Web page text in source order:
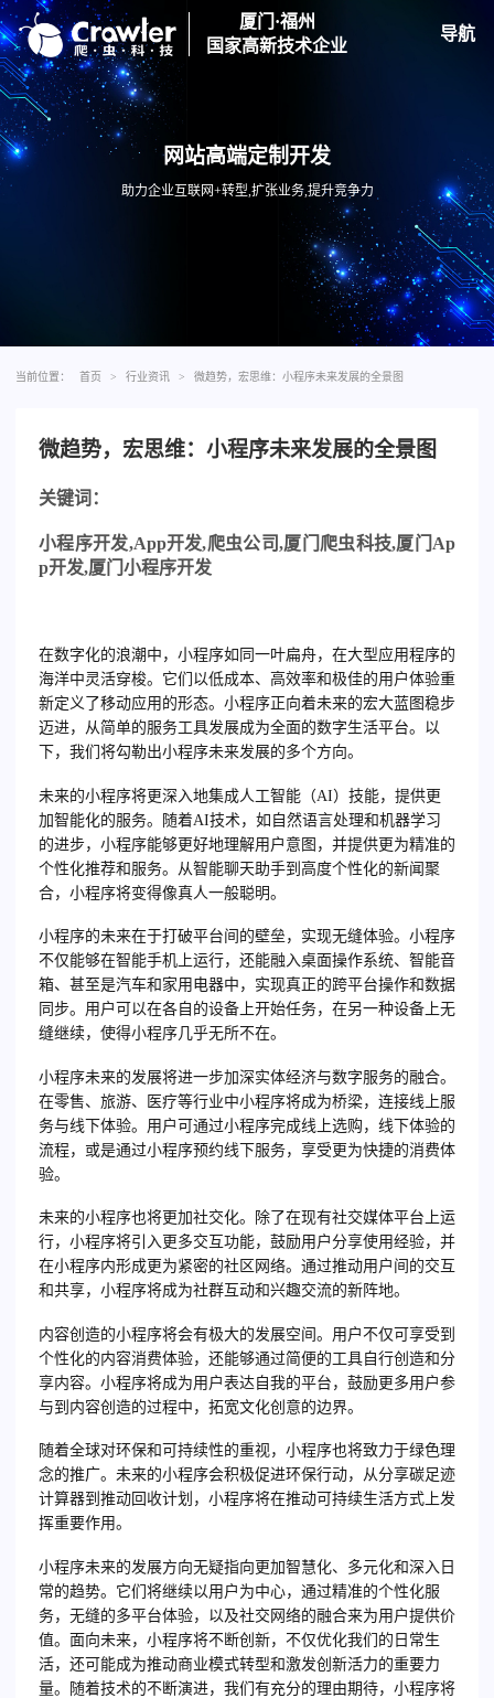
厦门·福州
国家高新技术企业
导航
网站高端定制开发
助力企业互联网+转型,扩张业务,提升竞争力
当前位置： 首页 > 行业资讯 > 微趋势，宏思维：小程序未来发展的全景图
微趋势，宏思维：小程序未来发展的全景图
关键词：
小程序开发,App开发,爬虫公司,厦门爬虫科技,厦门 Ap
p开发,厦门小程序开发
在数字化的浪潮中，小程序如同一叶扁舟，在大型应用程序的
海洋中灵活穿梭。它们以低成本、高效率和极佳的用户体验重
新定义了移动应用的形态。小程序正向着未来的宏大蓝图稳步
迈进，从简单的服务工具发展成为全面的数字生活平台。以
下，我们将勾勒出小程序未来发展的多个方向。
未来的小程序将更深入地集成人工智能（AI）技能，提供更
加智能化的服务。随着AI技术，如自然语言处理和机器学习
的进步，小程序能够更好地理解用户意图，并提供更为精准的
个性化推荐和服务。从智能聊天助手到高度个性化的新闻聚
合，小程序将变得像真人一般聪明。
小程序的未来在于打破平台间的壁垒，实现无缝体验。小程序
不仅能够在智能手机上运行，还能融入桌面操作系统、智能音
箱、甚至是汽车和家用电器中，实现真正的跨平台操作和数据
同步。用户可以在各自的设备上开始任务，在另一种设备上无
缝继续，使得小程序几乎无所不在。
小程序未来的发展将进一步加深实体经济与数字服务的融合。
在零售、旅游、医疗等行业中小程序将成为桥梁，连接线上服
务与线下体验。用户可通过小程序完成线上选购，线下体验的
流程，或是通过小程序预约线下服务，享受更为快捷的消费体
验。
未来的小程序也将更加社交化。除了在现有社交媒体平台上运
行，小程序将引入更多交互功能，鼓励用户分享使用经验，并
在小程序内形成更为紧密的社区网络。通过推动用户间的交互
和共享，小程序将成为社群互动和兴趣交流的新阵地。
内容创造的小程序将会有极大的发展空间。用户不仅可享受到
个性化的内容消费体验，还能够通过简便的工具自行创造和分
享内容。小程序将成为用户表达自我的平台，鼓励更多用户参
与到内容创造的过程中，拓宽文化创意的边界。
随着全球对环保和可持续性的重视，小程序也将致力于绿色理
念的推广。未来的小程序会积极促进环保行动，从分享碳足迹
计算器到推动回收计划，小程序将在推动可持续生活方式上发
挥重要作用。
小程序未来的发展方向无疑指向更加智慧化、多元化和深入日
常的趋势。它们将继续以用户为中心，通过精准的个性化服
务，无缝的多平台体验，以及社交网络的融合来为用户提供价
值。面向未来，小程序将不断创新，不仅优化我们的日常生
活，还可能成为推动商业模式转型和激发创新活力的重要力
量。随着技术的不断演进，我们有充分的理由期待，小程序将